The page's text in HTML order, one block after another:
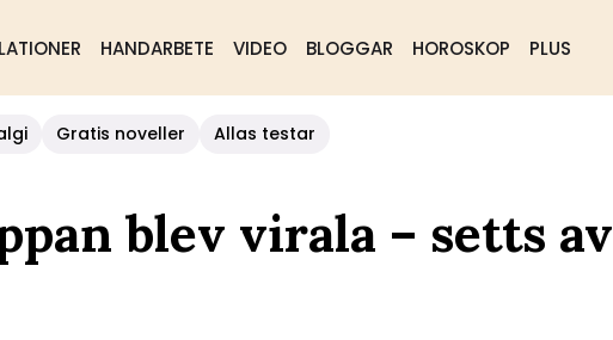
HANDARBETE VIDEO BLOGGAR HOROSKOP PLUS
Gratis noveller
Allas testar
blev virala – setts av